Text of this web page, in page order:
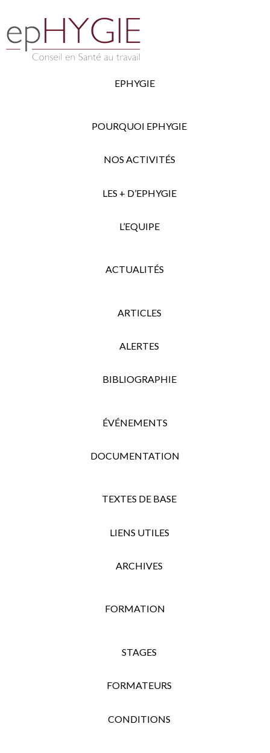
EPHYGIE
POURQUOI EPHYGIE
NOS ACTIVITÉS
LES + D’EPHYGIE
L’EQUIPE
ACTUALITÉS
ARTICLES
ALERTES
BIBLIOGRAPHIE
ÉVÉNEMENTS
DOCUMENTATION
TEXTES DE BASE
LIENS UTILES
ARCHIVES
FORMATION
STAGES
FORMATEURS
CONDITIONS